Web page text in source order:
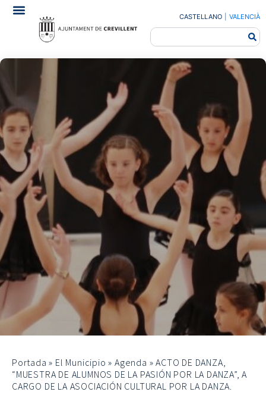
CASTELLANO VALENCIÀ
Portada » El Municipio »Agenda »ACTO DE DANZA,
“MUESTRA DE ALUMNOS DE LA PASIÓN POR LA DANZA”, A
CARGO DE LA ASOCIACIÓN CULTURAL POR LA DANZA.